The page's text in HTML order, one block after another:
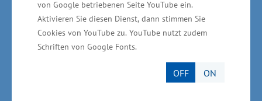
von Google betriebenen Seite YouTube ein.
Aktivieren Sie diesen Dienst, dann stimmen Sie
Cookies von YouTube zu. YouTube nutzt zudem
Schriften von Google Fonts.
OFF ON
In der EU-Förderperiode 2014 bis 2020 standen
für die Förderung von Forschung, Entwicklung
und Innovation (FuEuI) insgesamt 168
Millionen Euro aus Mitteln des Europäischen